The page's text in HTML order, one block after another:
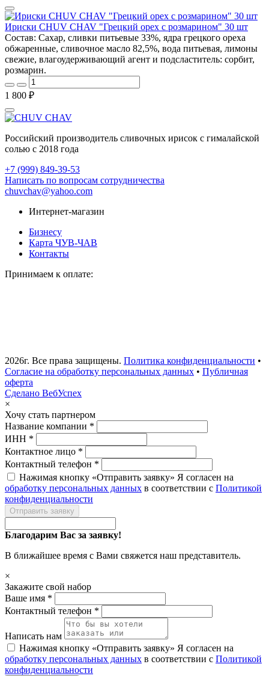
Ириски CHUV CHAV "Грецкий орех с розмарином" 30 шт
Состав: Сахар, сливки питьевые 33%, ядра грецкого ореха
обжаренные, сливочное масло 82,5%, вода питьевая, лимоны
свежие, влагоудерживающий агент и подсластитель: сорбит,
розмарин.
1 800 ₽
Российский производитель сливочных ирисок с гималайской
солью с 2018 года
+7 (999) 849-39-53
Написать по вопросам сотрудничества
chuvchav@yahoo.com
Интернет-магазин
Бизнесу
Карта ЧУВ-ЧАВ
Контакты
Принимаем к оплате:
2026г. Все права защищены. Политика конфиденциальности •
Согласие на обработку персональных данных • Публичная
оферта
Сделано ВебУспех
×
Хочу стать партнером
Название компании *
ИНН *
Контактное лицо *
Контактный телефон *
Нажимая кнопку «Отправить заявку» Я согласен на
обработку персональных данных в соответствии с Политикой
конфиденциальности
Отправить заявку
Благодарим Вас за заявку!
В ближайшее время с Вами свяжется наш представитель.
×
Закажите свой набор
Ваше имя *
Контактный телефон *
Написать нам
Нажимая кнопку «Отправить заявку» Я согласен на
обработку персональных данных в соответствии с Политикой
конфиденциальности